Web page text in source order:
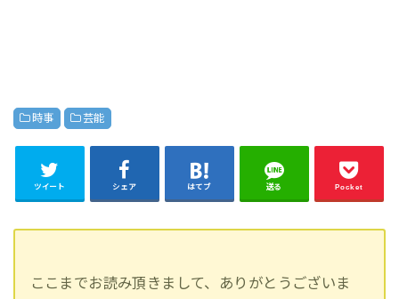
時事 芸能
ツイート シェア はてブ 送る Pocket
ここまでお読み頂きまして、ありがとうございま